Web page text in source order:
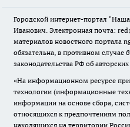
Городской интернет-портал
Иванович. Электронная почта:
материалов новостного портала
обязательна, в противном
законодательства РФ об
«На информационном ресурсе
технологии (информационные
информации на основе сбора,
относящихся к предпочтениям
находящихся на территории